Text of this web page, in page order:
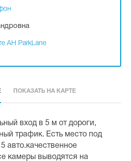
АН ParkLane
ПОКАЗАТЬ НА КАРТЕ
вход в 5 м от дороги,
трафик. Есть место под
авто.качественное
камеры выводятся на